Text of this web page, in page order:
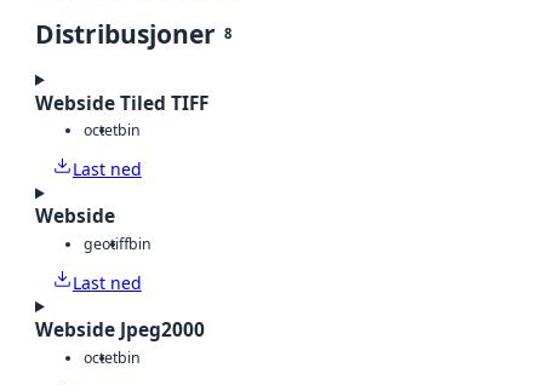
Distribusjoner 8
Webside Tiled TIFF
octetbin
Last ned
Webside
geotiffbin
Last ned
Webside Jpeg2000
octetbin